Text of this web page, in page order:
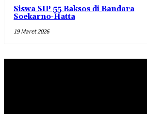
Siswa SIP 55 Baksos di Bandara
Soekarno-Hatta
19 Maret 2026